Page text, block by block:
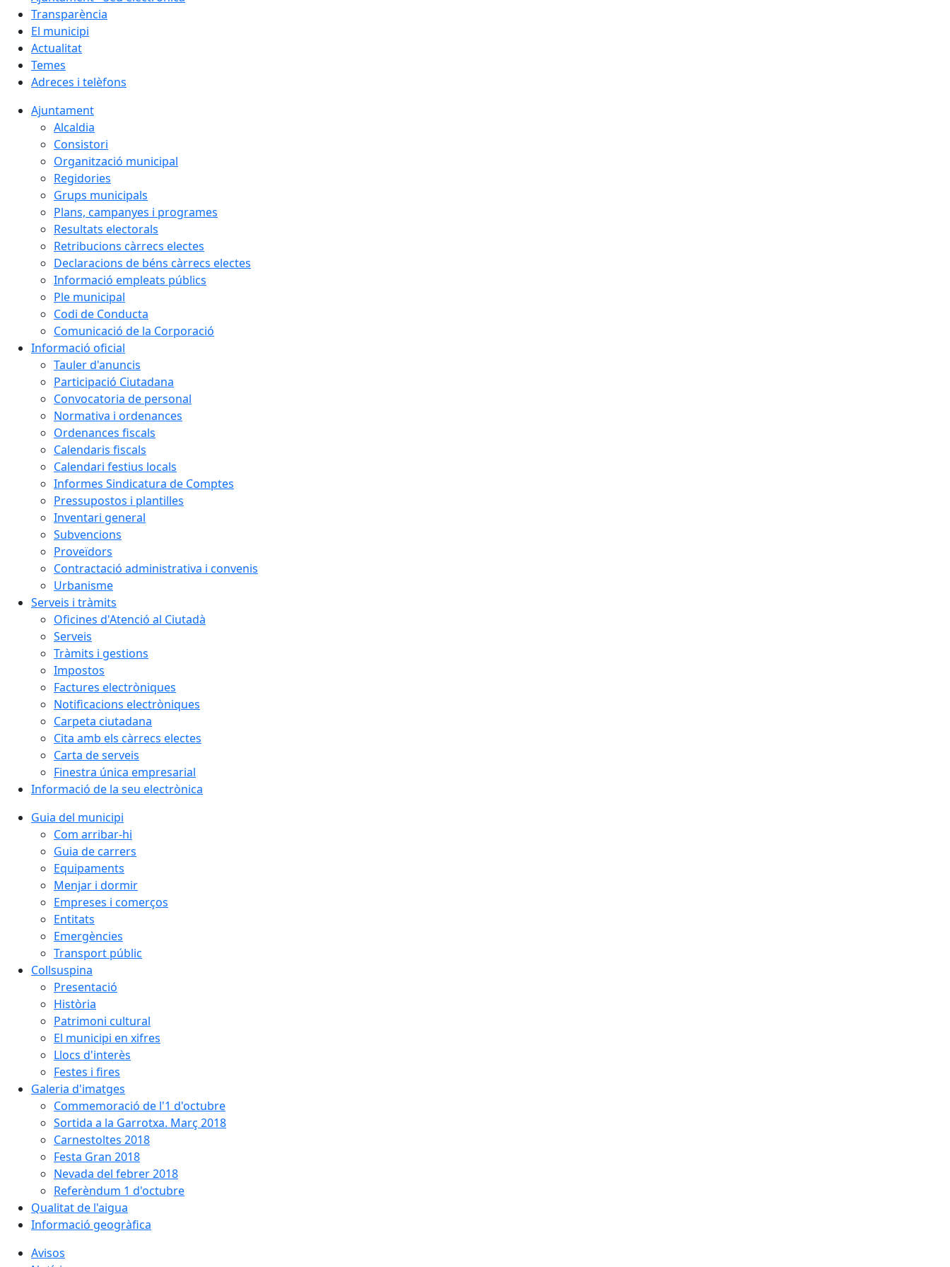
Transparència
El municipi
Actualitat
Temes
Adreces i telèfons
Ajuntament
Alcaldia
Consistori
Organització municipal
Regidories
Grups municipals
Plans, campanyes i programes
Resultats electorals
Retribucions càrrecs electes
Declaracions de béns càrrecs electes
Informació empleats públics
Ple municipal
Codi de Conducta
Comunicació de la Corporació
Informació oficial
Tauler d'anuncis
Participació Ciutadana
Convocatoria de personal
Normativa i ordenances
Ordenances fiscals
Calendaris fiscals
Calendari festius locals
Informes Sindicatura de Comptes
Pressupostos i plantilles
Inventari general
Subvencions
Proveïdors
Contractació administrativa i convenis
Urbanisme
Serveis i tràmits
Oficines d'Atenció al Ciutadà
Serveis
Tràmits i gestions
Impostos
Factures electròniques
Notificacions electròniques
Carpeta ciutadana
Cita amb els càrrecs electes
Carta de serveis
Finestra única empresarial
Informació de la seu electrònica
Guia del municipi
Com arribar-hi
Guia de carrers
Equipaments
Menjar i dormir
Empreses i comerços
Entitats
Emergències
Transport públic
Collsuspina
Presentació
Història
Patrimoni cultural
El municipi en xifres
Llocs d'interès
Festes i fires
Galeria d'imatges
Commemoració de l'1 d'octubre
Sortida a la Garrotxa. Març 2018
Carnestoltes 2018
Festa Gran 2018
Nevada del febrer 2018
Referèndum 1 d'octubre
Qualitat de l'aigua
Informació geogràfica
Avisos